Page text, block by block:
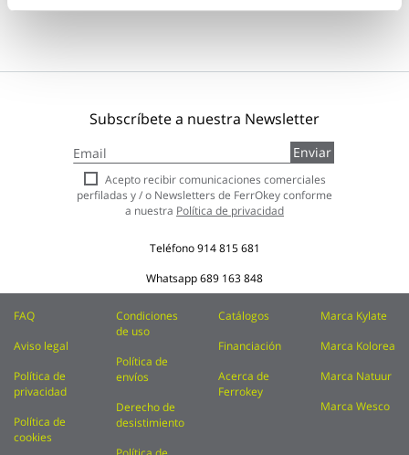
Subscríbete a nuestra Newsletter
a
nuestro
boletín
de
Enviar
Acepto recibir comunicaciones comerciales
perfiladas y / o Newsletters de FerrOkey conforme
a nuestra Política de privacidad
Teléfono914 815 681
Whatsapp689 163 848
FAQ
Aviso legal
Política de
privacidad
Política de
cookies
Condiciones
de uso
Política de
envíos
Derecho de
desistimiento
Catálogos
Financiación
Acerca de
Ferrokey
Marca Kylate
Marca Kolorea
Marca Natuur
Marca Wesco